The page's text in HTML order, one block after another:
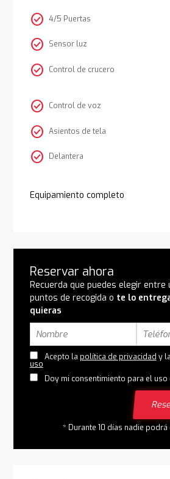
check_circle 4/5 Puertas
check_circle Sensor luz
check_circle Control de crucero
check_circle Control de voz
check_circle Asientos de tela
check_circle Delantera
Equipamiento completo
Reservar ahora
Recuerda que puedes elegir entre
puntos de recogida o te lo
quieras
Acepto la política de privacidad y
uso
Doy mi consentimiento para el
* Durante 10 días nadie